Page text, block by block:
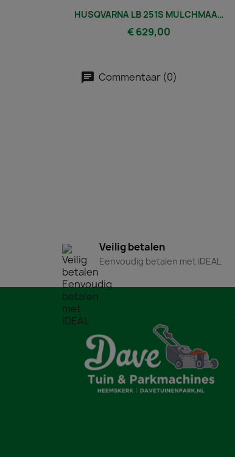
HUSQVARNA LB 251S MULCHMAAIER
€ 629,00
Commentaar (0)
Veilig betalen
Eenvoudig betalen met iDEAL